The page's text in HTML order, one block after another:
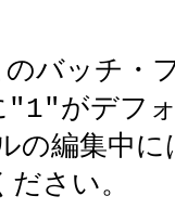
バッチ・
がデフォ
の編集中に
さい。